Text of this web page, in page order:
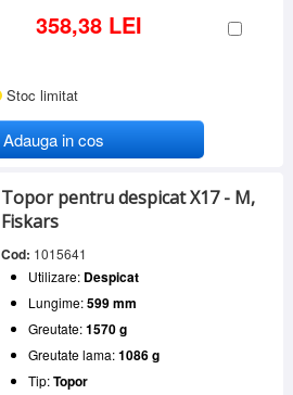
358,38 LEI
Stoc limitat
Adauga in cos
Topor pentru despicat X17 - M,
Fiskars
Cod: 1015641
Utilizare: Despicat
Lungime:599 mm
Greutate:1570 g
Greutate lama:1086 g
Tip:Topor